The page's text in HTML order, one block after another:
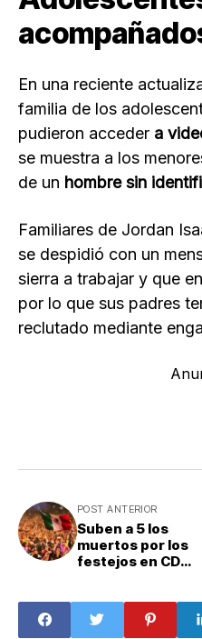
En una reciente
familia de los
pudieron acceder a
se muestra a los
de un hombre sin
Familiares de Jordan
se despidió con un
sierra a trabajar y que
por lo que sus padres
reclutado mediante
POST ANTERIOR
Suben a 5 los
muertos por los
festejos en CDMX
vs Inglaterra tuvo
'saldo blanco'